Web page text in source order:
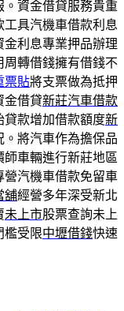
。資金借貸服務貴重
具汽機車借款利息
利息專業押品辦理
周轉借錢擁有借錢不
票貼將支票做為抵押
金借貸新莊汽車借款
貸款增加借款額度新
將汽車作為擔保品
師車輛進行新莊地區
營汽機車借款免留車
舖經營多年深受新北
未上市股票查詢未上
檻受限中壢借錢快速